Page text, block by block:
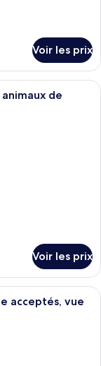
Voir les prix
d’hôtel avec deux
de
Voir les prix
à coucher bien
acceptés, vue